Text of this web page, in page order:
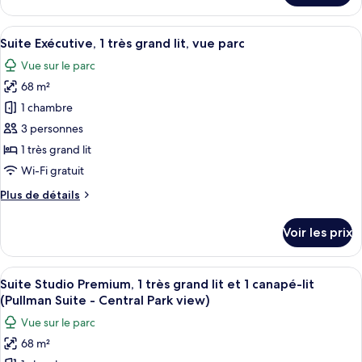
très
grand
lit,
vue
parc
le
type
de
Chambre
Deluxe,
très
grand
lit,
vue
parc
Afficher
toutes
les
photos
pour
ce
type
de
chambre :
Suite
très
grand
lit,
vue
parc
Une chambre d’hôtel moderne
14
Suite Exécutive, 1 très grand lit, vue parc
Vue sur le parc
68 m²
1 chambre
3 personnes
1 très grand lit
Wi-Fi gratuit
Plus de détails
Plus
le
type
de
chambre
Suite
Exécutive,
très
Voir les prix
Afficher
toutes
les
photos
pour
Une chambre d’hôtel moderne
16
Suite Studio Premium, 1 très grand lit et 1 canapé-lit
(Pullman Suite - Central Park view)
Vue sur le parc
68 m²